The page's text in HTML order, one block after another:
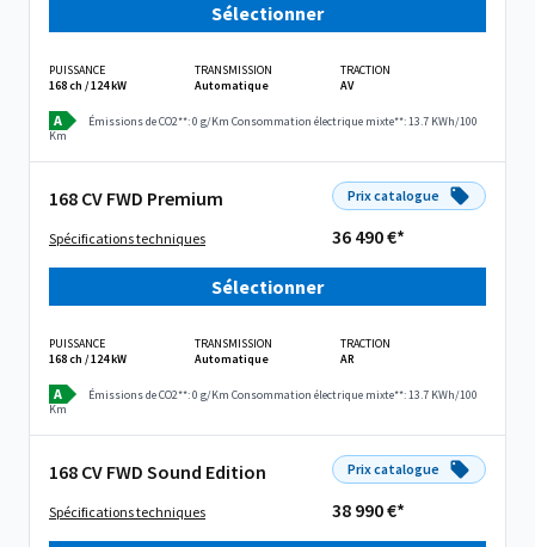
Sélectionner
PUISSANCE
168 ch / 124 kW
TRANSMISSION
Automatique
TRACTION
AV
A Émissions de CO2**: 0 g/Km Consommation électrique mixte**: 13.7 KWh/100
Km
168 CV FWD Premium
Spécifications techniques
Prix catalogue
36 490 €*
Sélectionner
PUISSANCE
168 ch / 124 kW
TRANSMISSION
Automatique
TRACTION
AR
A Émissions de CO2**: 0 g/Km Consommation électrique mixte**: 13.7 KWh/100
Km
168 CV FWD Sound Edition
Spécifications techniques
Prix catalogue
38 990 €*